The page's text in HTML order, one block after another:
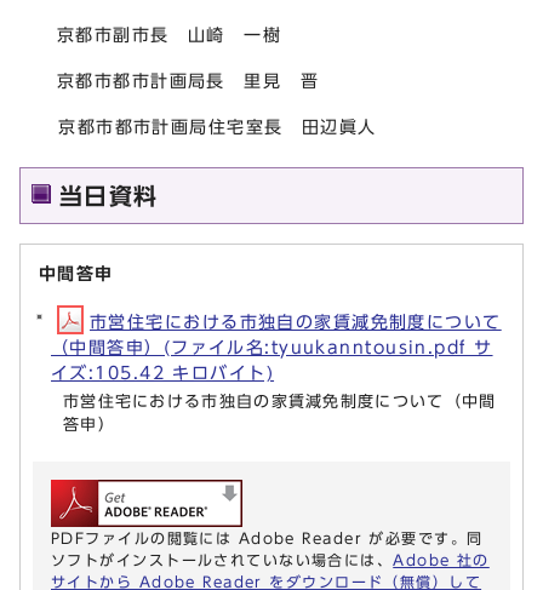
京都市副市長 山崎 一樹
京都市都市計画局長 里見 晋
京都市都市計画局住宅室長 田辺眞人
当日資料
中間答申
市営住宅における市独自の家賃減免制度について
（中間答申）(ファイル名:tyuukanntousin.pdf サ
イズ:105.42 キロバイト)
市営住宅における市独自の家賃減免制度について（中間
答申）
PDFファイルの閲覧には Adobe Reader が必要です。同
ソフトがインストールされていない場合には、 Adobe 社の
サイトから Adobe Reader をダウンロード（無償）して